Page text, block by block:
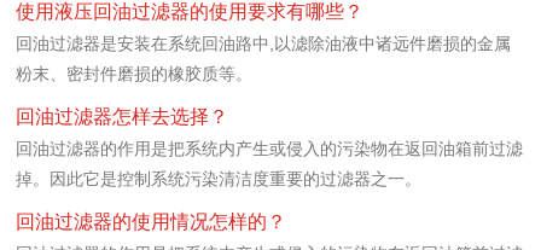
使用液压回油过滤器的使用要求有哪些？
回油过滤器是安装在系统回油路中,以滤除油液中诸远件磨损的金属
粉末、密封件磨损的橡胶质等。
回油过滤器怎样去选择？
回油过滤器的作用是把系统内产生或侵入的污染物在返回油箱前过滤
掉。因此它是控制系统污染清洁度重要的过滤器之一。
回油过滤器的使用情况怎样的？